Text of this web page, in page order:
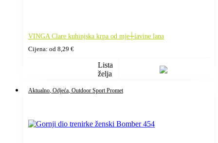
VINGA Clare kuhinjska krpa od mje┼íavine lana
Cijena: od 8,29 €
Lista
želja
Aktualno, Odjeća, Outdoor Sport Promet